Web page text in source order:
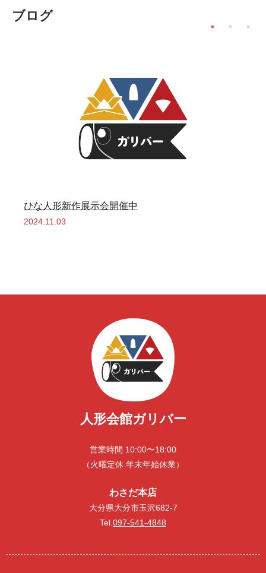
ブログ
ひな人形新作展示会開催中
2024.11.03
人形会館ガリバー
営業時間 10:00〜18:00
（火曜定休 年末年始休業）
わさだ本店
大分県大分市玉沢682-7
Tel. 097-541-4848